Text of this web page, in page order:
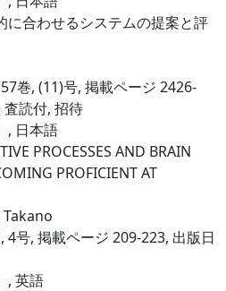
に合わせるシステムの提案と評
巻, (11)号, 掲載ページ 2426-
読付, 招待
, 日本語
PROCESSES AND BRAIN
PROFICIENT AT
4号, 掲載ページ 209-223, 出版日
, 英語